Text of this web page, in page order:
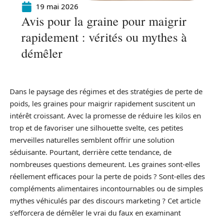
19 mai 2026
Avis pour la graine pour maigrir
rapidement : vérités ou mythes à
démêler
Dans le paysage des régimes et des stratégies de perte de
poids, les graines pour maigrir rapidement suscitent un
intérêt croissant. Avec la promesse de réduire les kilos en
trop et de favoriser une silhouette svelte, ces petites
merveilles naturelles semblent offrir une solution
séduisante. Pourtant, derrière cette tendance, de
nombreuses questions demeurent. Les graines sont-elles
réellement efficaces pour la perte de poids ? Sont-elles des
compléments alimentaires incontournables ou de simples
mythes véhiculés par des discours marketing ? Cet article
s’efforcera de démêler le vrai du faux en examinant